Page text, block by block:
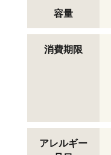
容量
消費期限
アレルギー